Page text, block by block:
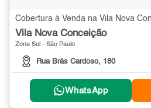
Vila Nova Conceição
Zona Sul - São Paulo
Rua Brás Cardoso, 180
WhatsApp